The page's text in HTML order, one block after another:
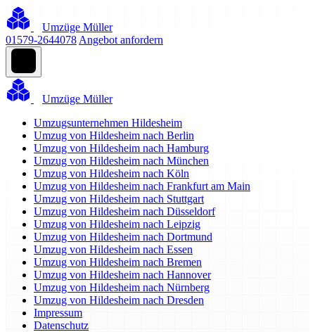
Umzüge Müller
01579-2644078 Angebot anfordern
Umzüge Müller
Umzugsunternehmen Hildesheim
Umzug von Hildesheim nach Berlin
Umzug von Hildesheim nach Hamburg
Umzug von Hildesheim nach München
Umzug von Hildesheim nach Köln
Umzug von Hildesheim nach Frankfurt am Main
Umzug von Hildesheim nach Stuttgart
Umzug von Hildesheim nach Düsseldorf
Umzug von Hildesheim nach Leipzig
Umzug von Hildesheim nach Dortmund
Umzug von Hildesheim nach Essen
Umzug von Hildesheim nach Bremen
Umzug von Hildesheim nach Hannover
Umzug von Hildesheim nach Nürnberg
Umzug von Hildesheim nach Dresden
Impressum
Datenschutz